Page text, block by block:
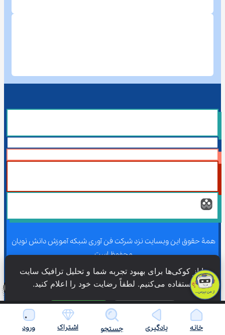
همۀ حقوق این وبسایت نزد شرکت فن آوری شبکه آموزش دانش نویان
محفوظ است.
همۀ حقوق این وبسایت نزد شرکت فن آوری شبکه آموزش دانش نویان
محفوظ است.
خانه یادگیری جستجو اشتراک ورود
ما از کوکی‌ها برای بهبود تجربه شما و تحلیل ترافیک سایت
استفاده می‌کنیم. لطفاً رضایت خود را اعلام کنید.
فقط ضروری پذیرش همه